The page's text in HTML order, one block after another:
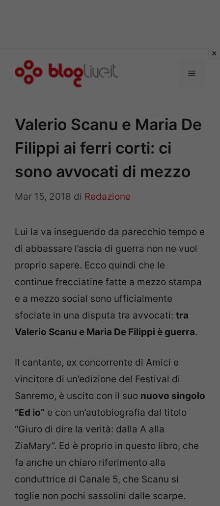
Menu
Valerio Scanu e Maria De
Filippi ai ferri corti: ci
sono avvocati di mezzo
Mar 15, 2018 di Redazione
Lui la va inseguendo da parecchio tempo e
di abbassare l’ascia di guerra non ne vuol
proprio sapere. Ecco quindi che le
continue frecciatine fatte a mezzo stampa
e a mezzo social sono ufficialmente
sfociate in una disputa tra avvocati: tra
Valerio Scanu e Maria De Filippi è guerra.
Il cantante, ex concorrente di Amici e
vincitore di un’edizione del Festival di
Sanremo, è uscito con il suo nuovo singolo
“Ed io” e con un’autobiografia dal titolo
“Giuro di dire la verità: dalla A alla
ZiaMary”. Ed è proprio in questo libro, che
fa anche un chiaro riferimento alla
conduttrice di Canale 5, che Scanu si
toglie non pochi sassolini dalle scarpe.